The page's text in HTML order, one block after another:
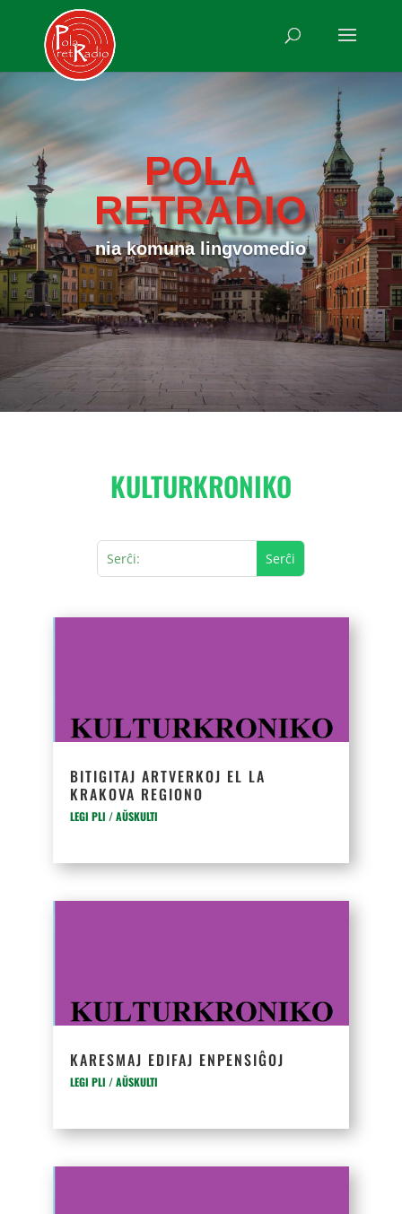
POLA
RETRADIO
nia komuna lingvomedio
KULTURKRONIKO
BITIGITAJ ARTVERKOJ EL LA
KRAKOVA REGIONO
LEGI PLI / AŬSKULTI
KARESMAJ EDIFAJ ENPENSIĜOJ
LEGI PLI / AŬSKULTI